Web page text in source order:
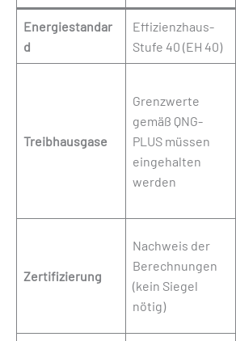
Energiestandar
d
Effizienzhaus-
Stufe 40 (EH 40)
Treibhausgase
Grenzwerte
gemäß QNG-
PLUS müssen
eingehalten
werden
Zertifizierung
Nachweis der
Berechnungen
(kein Siegel
nötig)